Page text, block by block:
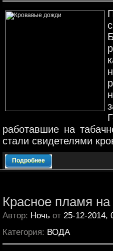
работавшие на
стали свидетелями
Подробнее
Красное пламя
Автор: Ночь от 25-12-2014,
Категория: ВОДА